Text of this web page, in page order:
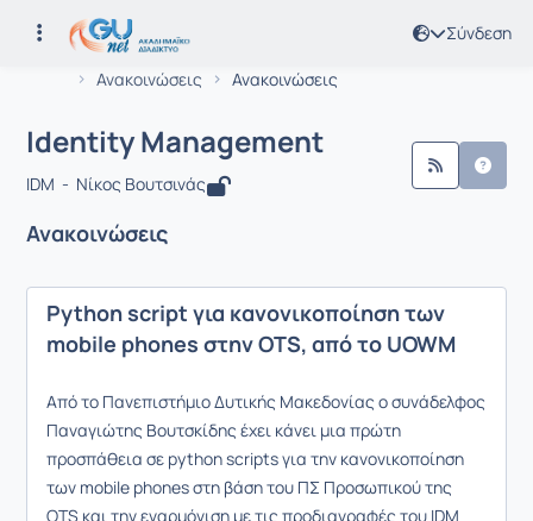
Σύνδεση
Αρχική Σελίδα
Ανακοινώσεις
Ανακοινώσεις
Συνεργασία : Identity Management
Κωδικός : EOE105
Identity Management
IDM - Νίκος Βουτσινάς
Ανακοινώσεις
Python script για κανονικοποίηση των
mobile phones στην OTS, από το UOWM
Από το Πανεπιστήμιο Δυτικής Μακεδονίας ο συνάδελφος
Παναγιώτης Βουτσκίδης έχει κάνει μια πρώτη
προσπάθεια σε python scripts για την κανονικοποίηση
των mobile phones στη βάση του ΠΣ Προσωπικού της
OTS και την εναρμόνιση με τις προδιαγραφές του IDM